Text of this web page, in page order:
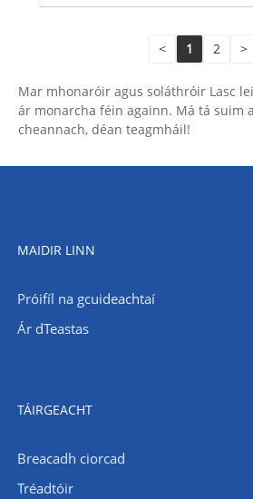
< 1 2 >
Mar mhonaróir agus soláthróir Lasc
ár monarcha féin againn. Má tá suim
cheannach, déan teagmháil!
MAIDIR LINN
Próifíl na gcuideachtaí
Ár dTeastas
TÁIRGEACHT
Breacadh ciorcad
Tréadtóir